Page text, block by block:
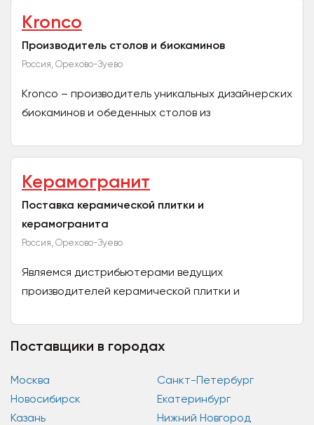
Kronco
Производитель столов и биокаминов
Россия, Орехово-Зуево
Kronco – производитель уникальных дизайнерских
биокаминов и обеденных столов из
ручной работы. Kronco –...
Керамогранит
Поставка керамической плитки и
керамогранита
Россия, Орехово-Зуево
Являемся дистрибьютерами ведущих
производителей керамической плитки и
готовы предложить самык лучшие цены...
Поставщики в городах
Москва
Санкт-Петербург
Новосибирск
Екатеринбург
Казань
Нижний Новгород